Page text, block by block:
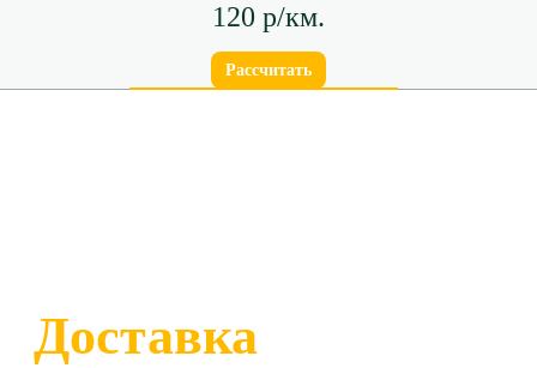
120 р/км.
Рассчитать
Доставка